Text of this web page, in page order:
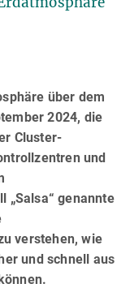
über dem
2024, die
Cluster-
und
„Salsa“ genannte
verstehen, wie
und schnell aus